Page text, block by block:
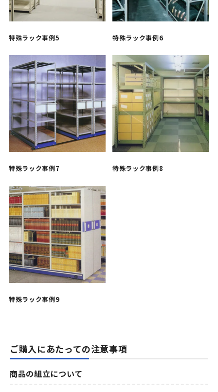
特殊ラック事例5 特殊ラック事例6
特殊ラック事例7 特殊ラック事例8
特殊ラック事例9
ご購入にあたっての注意事項
商品の組立について